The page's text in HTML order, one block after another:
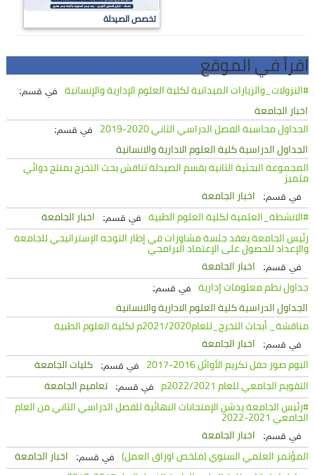
تخصص الصيدلة
اقرأ في الموقع
#النزولات_والزيارات الميدانية لكلية العلوم الإدارية والإنسانية في قسم:
اخبار الجامعة
الجداول محاسبة الفصل الدراسي الثاني 2020-2019
في قسم:
الجداول الدراسية كلية العلوم الادارية والانسانية
المجموعة البحثية الثانية بقسم الصيدلة تناقش بحث التخرج بمنتج دوائي
متميز
في قسم:
اخبار الجامعة
#الانشطة_العلمية لكلية العلوم الطبية
في قسم:
اخبار الجامعة
رئيس الجامعة يعقد جلسة مشاورات في إطار التوجه الإستراتيجي للجامعة
والإعداد للحصول على الإعتماد البرامجي
في قسم:
اخبار الجامعة
جداول نظم معلومات إدارية
في قسم:
الجداول الدراسية كلية العلوم الادارية والانسانية
مناقشة_ أبحاث التخرج_للعام2021/2020م لكلية العلوم الطبية
في قسم:
اخبار الجامعة
البوم صور حفل تكريم الأوائل 2016-2017
في قسم:
كليات الجامعة
التقويم الجامعي للعام 2022/2021م
في قسم:
تعاميم الجامعة
#رئيس الجامعة يدشن الإمتحانات النهائية للفصل الدراسي الثاني من العام
الجامعي 2021-2022
في قسم:
اخبار الجامعة
المؤتمر العلمي السنوي (ملخص اوراق العمل)
في قسم:
اخبار الجامعة